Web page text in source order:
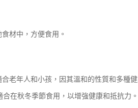
材中，方便食用。
老年人和小孩，因其溫和的性質和多種
在秋冬季節食用，以增強健康和抵抗力。